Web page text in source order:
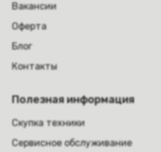
Вакансии
Оферта
Блог
Контакты
Полезная информация
Скупка техники
Сервисное обслуживание